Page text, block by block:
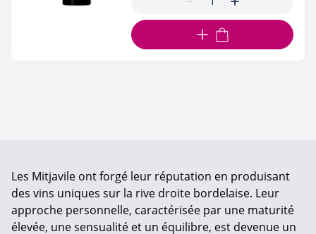
AJOUTER AU PANIER
Les Mitjavile ont forgé leur réputation en produisant
des vins uniques sur la rive droite bordelaise. Leur
approche personnelle, caractérisée par une maturité
élevée, une sensualité et un équilibre, est devenue un